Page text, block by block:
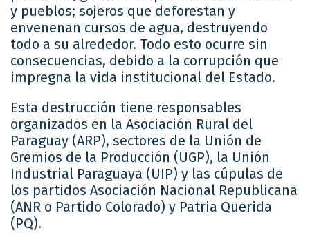
y pueblos; sojeros que deforestan y
envenenan cursos de agua, destruyendo
todo a su alrededor. Todo esto ocurre sin
consecuencias, debido a la corrupción que
impregna la vida institucional del Estado.
Esta destrucción tiene responsables
organizados en la Asociación Rural del
Paraguay (ARP), sectores de la Unión de
Gremios de la Producción (UGP), la Unión
Industrial Paraguaya (UIP) y las cúpulas de
los partidos Asociación Nacional Republicana
(ANR o Partido Colorado) y Patria Querida
(PQ).